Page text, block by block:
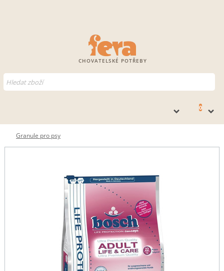
CHOVATELSKÉ POTŘEBY
0
Granule pro psy